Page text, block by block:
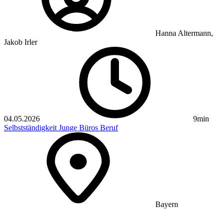
Hanna Altermann,
Jakob Irler
04.05.2026
9min
Selbstständigkeit Junge Büros Beruf
Bayern